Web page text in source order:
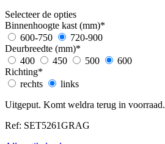
Selecteer de opties
Binnenhoogte kast (mm)*
600-750
720-900
Deurbreedte (mm)*
400
450 500
600
Richting*
rechts
links
Uitgeput. Komt weldra terug in voorraad.
Ref: SET5261GRAG